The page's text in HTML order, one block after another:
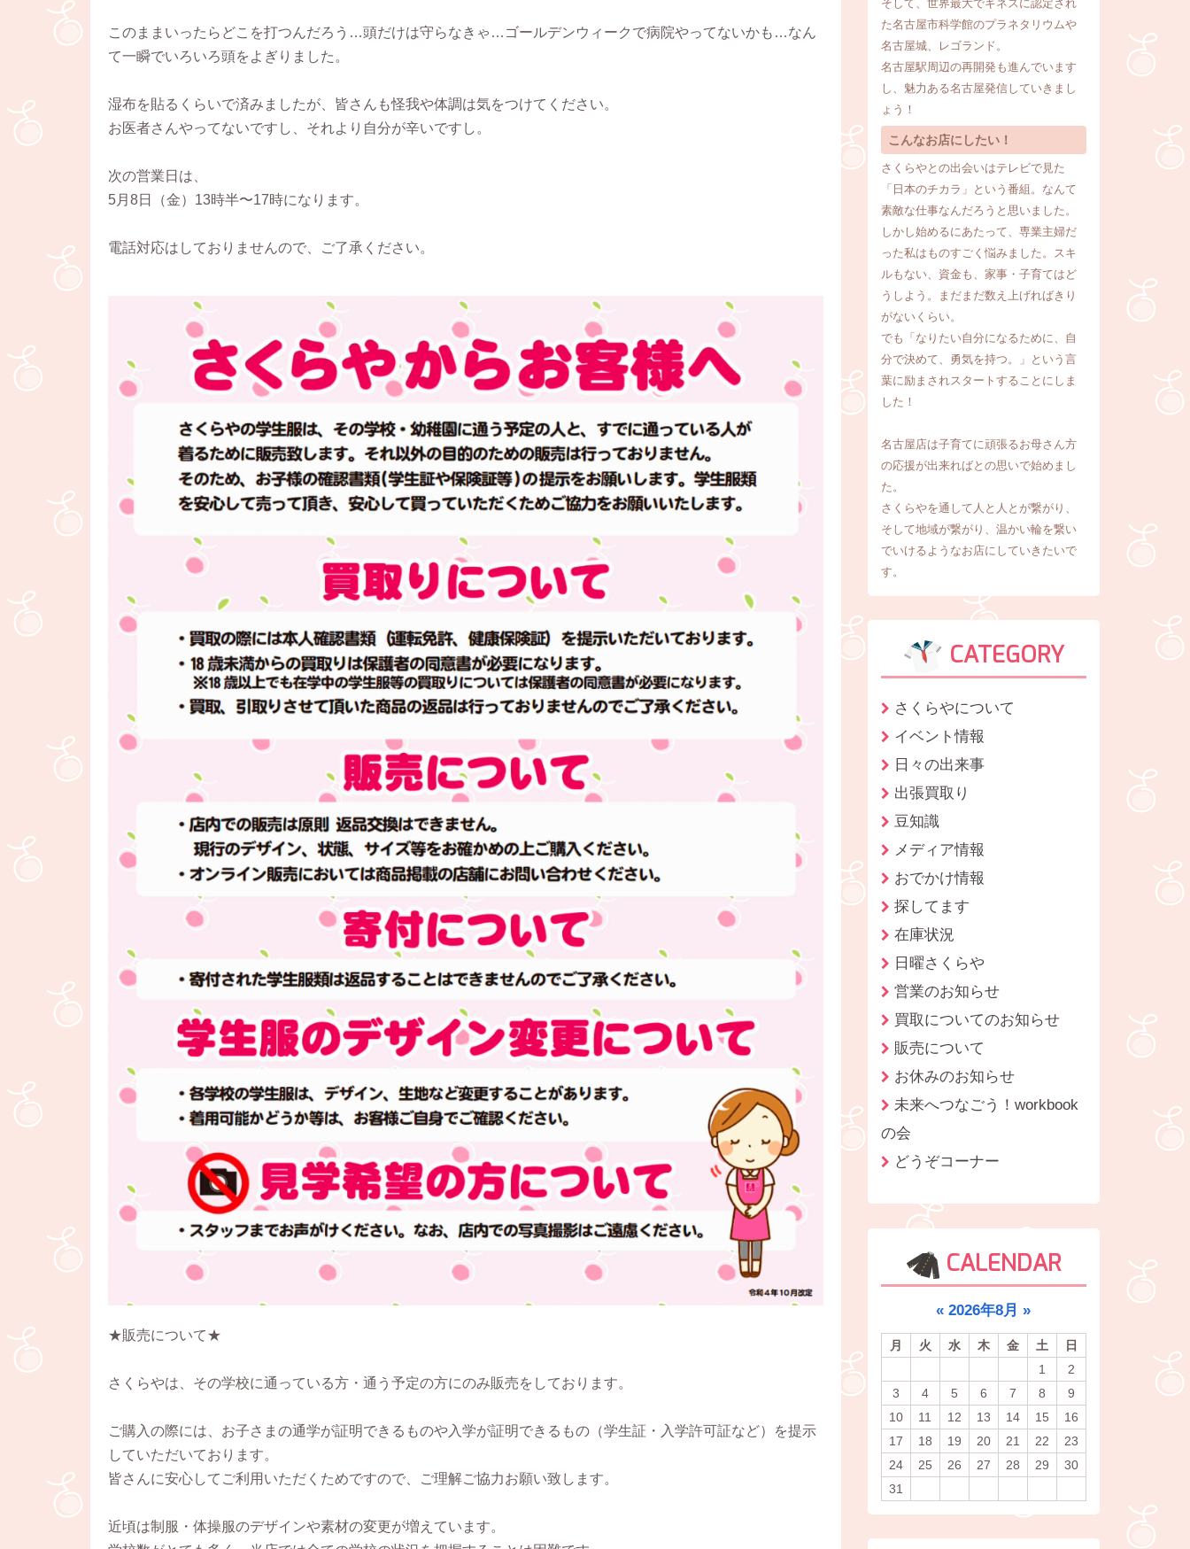
このままいったらどこを打つんだろう…頭だけは守らなきゃ…ゴールデンウィークで病院やってないかも…なん
て一瞬でいろいろ頭をよぎりました。
湿布を貼るくらいで済みましたが、皆さんも怪我や体調は気をつけてください。
お医者さんやってないですし、それより自分が辛いですし。
次の営業日は、
5月8日（金）13時半〜17時になります。
電話対応はしておりませんので、ご了承ください。
★販売について★
さくらやは、その学校に通っている方・通う予定の方にのみ販売をしております。
ご購入の際には、お子さまの通学が証明できるものや入学が証明できるもの（学生証・入学許可証など）を提示
していただいております。
皆さんに安心してご利用いただくためですので、ご理解ご協力お願い致します。
近頃は制服・体操服のデザインや素材の変更が増えています。
そして、世界最大でギネスに認定され
た名古屋市科学館のプラネタリウムや
名古屋城、レゴランド。
名古屋駅周辺の再開発も進んでいます
し、魅力ある名古屋発信していきまし
ょう！
こんなお店にしたい！
さくらやとの出会いはテレビで見た
「日本のチカラ」という番組。なんて
素敵な仕事なんだろうと思いました。
しかし始めるにあたって、専業主婦だ
った私はものすごく悩みました。スキ
ルもない、資金も、家事・子育てはど
うしよう。まだまだ数え上げればきり
がないくらい。
でも「なりたい自分になるために、自
分で決めて、勇気を持つ。」という言
葉に励まされスタートすることにしま
した！
名古屋店は子育てに頑張るお母さん方
の応援が出来ればとの思いで始めまし
た。
さくらやを通して人と人とが繋がり、
そして地域が繋がり、温かい輪を繋い
でいけるようなお店にしていきたいで
す。
CATEGORY
さくらやについて
イベント情報
日々の出来事
出張買取り
豆知識
メディア情報
おでかけ情報
探してます
在庫状況
日曜さくらや
営業のお知らせ
買取についてのお知らせ
販売について
お休みのお知らせ
未来へつなごう！workbook
の会
どうぞコーナー
CALENDAR
« 2026年8月 »
月 火 水 木 金 土
日
1
2
3
4 5 6 7 8
9
10
11 12 13 14 15
16
17
18 19 20 21 22
23
24
25 26 27 28 29
30
31